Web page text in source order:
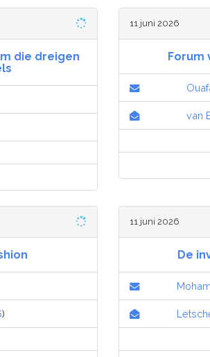
die dreigen
11 juni 2026
Forum
van
)
11 juni 2026
De